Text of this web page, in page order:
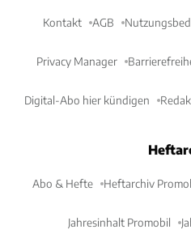
Kontakt AGB
Privacy Manager
Digital-Abo hier kündigen
Abo & Hefte Heftarchiv
Jahresinhalt Promobil